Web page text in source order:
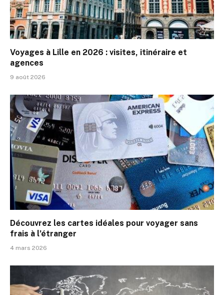
Voyages à Lille en 2026 : visites, itinéraire et
agences
9 août 2026
Découvrez les cartes idéales pour voyager sans
frais à l’étranger
4 mars 2026